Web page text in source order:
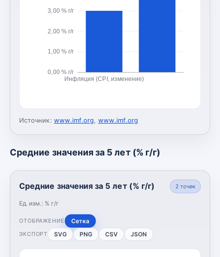
0,00 % г/г
1,00 % г/г
2,00 % г/г
3,00 % г/г
Инфляция (CPI, изменение)
Источник: www.imf.org, www.imf.org
Средние значения за 5 лет (% г/г)
Средние значения за 5 лет (% г/г)
Ед. изм.: % г/г
2 точек
ОТОБРАЖЕНИЕ Сетка
ЭКСПОРТ SVG PNG CSV JSON